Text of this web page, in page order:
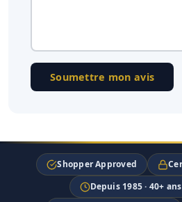
Soumettre mon avis
Shopper Approved
Depuis 1985 · 40+